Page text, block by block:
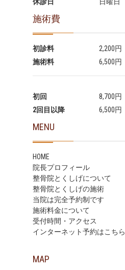
施術費
初診料
2,200円
施術料
6,500円
初回
8,700円
2回目以降
6,500円
MENU
HOME
院長プロフィール
整骨院とくしげについて
整骨院とくしげの施術
当院は完全予約制です
施術料金について
受付時間・アクセス
インターネット予約はこちら
MAP